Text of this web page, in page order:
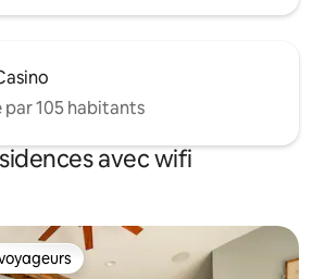
par 105 habitants
avec wifi
les plus appréciés